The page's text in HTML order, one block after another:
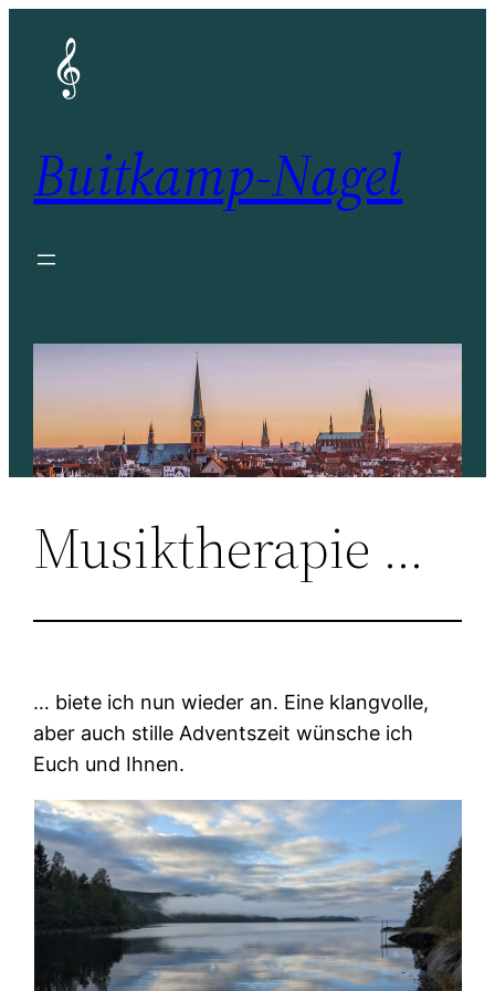
springen
Buitkamp-Nagel
Musiktherapie …
… biete ich nun wieder an. Eine klangvolle,
aber auch stille Adventszeit wünsche ich
Euch und Ihnen.